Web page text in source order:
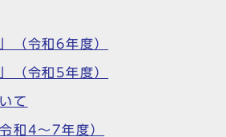
（令和6年度）
（令和5年度）
て
和4～7年度）